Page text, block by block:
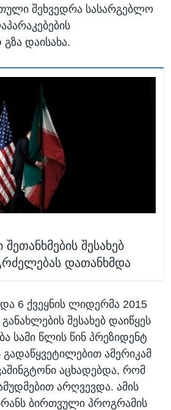
შეხვედრა სასარგებლო
დაისახა.
შესახებ
დათანხმდა
6 ქვეყნის ლიდერმა 2015
შესახებ დაიწყეს
სამი წლის წინ პრეზიდენტ
ამერიკამ
აცხადებდა, რომ
არღვევდა. ამის
ბირთვული პროგრამის